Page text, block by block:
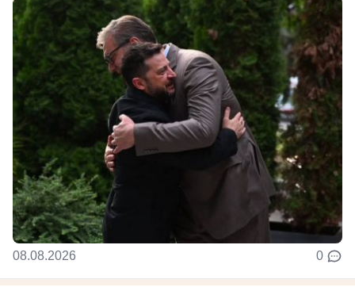
08.08.2026 0